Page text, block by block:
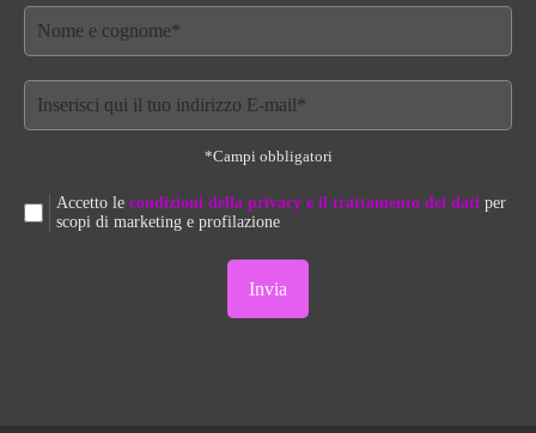
*Campi obbligatori
Accetto le condizioni della privacy e il trattamento dei dati per
scopi di marketing e profilazione